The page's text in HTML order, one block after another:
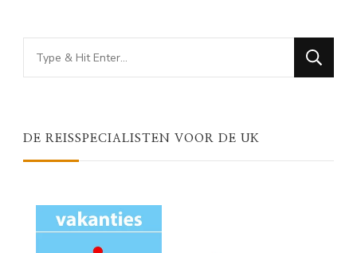
Looking
for
DE REISSPECIALISTEN VOOR DE UK